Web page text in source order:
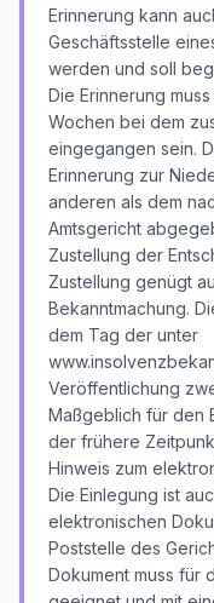
Erinnerung kann
Geschäftsstelle
werden und soll
Die Erinnerung
Wochen bei dem
eingegangen sein.
Erinnerung zur
anderen als dem
Amtsgericht
Zustellung der
Zustellung genügt
Bekanntmachung.
dem Tag der unter
Veröffentlichung
Maßgeblich für den
der frühere
Hinweis zum
Die Einlegung ist
elektronischen
Poststelle des
Dokument muss für